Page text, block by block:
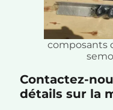
composants
Contactez-
détails sur la